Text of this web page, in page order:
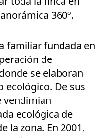
360º.
familiar fundada en
de
se elaboran
ecológico. De sus
vendimian
ecológica de
la zona. En 2001,